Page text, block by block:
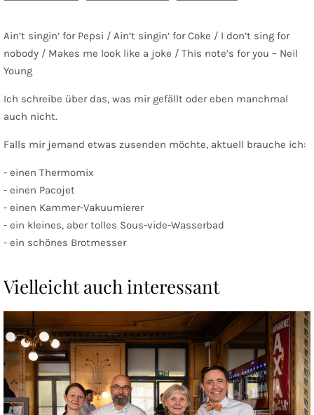
Ain’t singin‘ for Pepsi / Ain’t singin‘ for Coke / I don’t sing for
nobody / Makes me look like a joke / This note’s for you – Neil
Young
Ich schreibe über das, was mir gefällt oder eben manchmal
auch nicht.
Falls mir jemand etwas zusenden möchte, aktuell brauche ich:
- einen Thermomix
- einen Pacojet
- einen Kammer-Vakuumierer
- ein kleines, aber tolles Sous-vide-Wasserbad
- ein schönes Brotmesser
Vielleicht auch interessant